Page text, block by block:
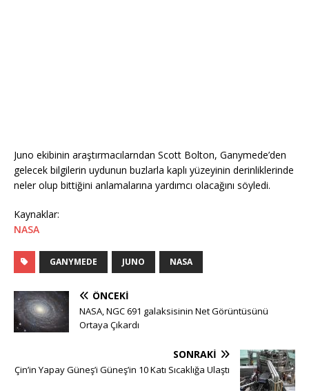
Juno ekibinin araştırmacılarndan Scott Bolton, Ganymede’den
gelecek bilgilerin uydunun buzlarla kaplı yüzeyinin derinliklerinde
neler olup bittiğini anlamalarına yardımcı olacağını söyledi.
Kaynaklar:
NASA
GANYMEDE JUNO NASA
ÖNCEKI
NASA, NGC 691 galaksisinin Net Görüntüsünü
Ortaya Çıkardı
SONRAKI
Çin’in Yapay Güneş’i Güneş’in 10 Katı Sıcaklığa Ulaştı